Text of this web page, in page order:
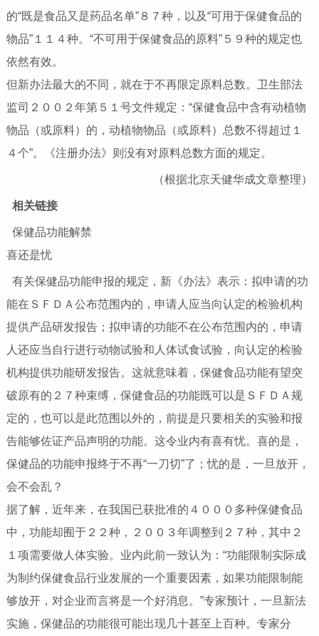
的“既是食品又是药品名单”８７种，以及“可用于保健食品的
物品”１１４种。“不可用于保健食品的原料”５９种的规定也
依然有效。
但新办法最大的不同，就在于不再限定原料总数。卫生部法
监司２００２年第５１号文件规定：“保健食品中含有动植物
物品（或原料）的，动植物物品（或原料）总数不得超过１
４个”。《注册办法》则没有对原料总数方面的规定。
（根据北京天健华成文章整理）
相关链接
保健品功能解禁
喜还是忧
有关保健品功能申报的规定，新《办法》表示：拟申请的功
能在ＳＦＤＡ公布范围内的，申请人应当向认定的检验机构
提供产品研发报告；拟申请的功能不在公布范围内的，申请
人还应当自行进行动物试验和人体试食试验，向认定的检验
机构提供功能研发报告。这就意味着，保健食品功能有望突
破原有的２７种束缚，保健食品的功能既可以是ＳＦＤＡ规
定的，也可以是此范围以外的，前提是只要相关的实验和报
告能够佐证产品声明的功能。这令业内有喜有忧。喜的是，
保健品的功能申报终于不再“一刀切”了；忧的是，一旦放开，
会不会乱？
据了解，近年来，在我国已获批准的４０００多种保健食品
中，功能却囿于２２种，２００３年调整到２７种，其中２
１项需要做人体实验。业内此前一致认为：“功能限制实际成
为制约保健食品行业发展的一个重要因素，如果功能限制能
够放开，对企业而言将是一个好消息。”专家预计，一旦新法
实施，保健品的功能很可能出现几十甚至上百种。专家分